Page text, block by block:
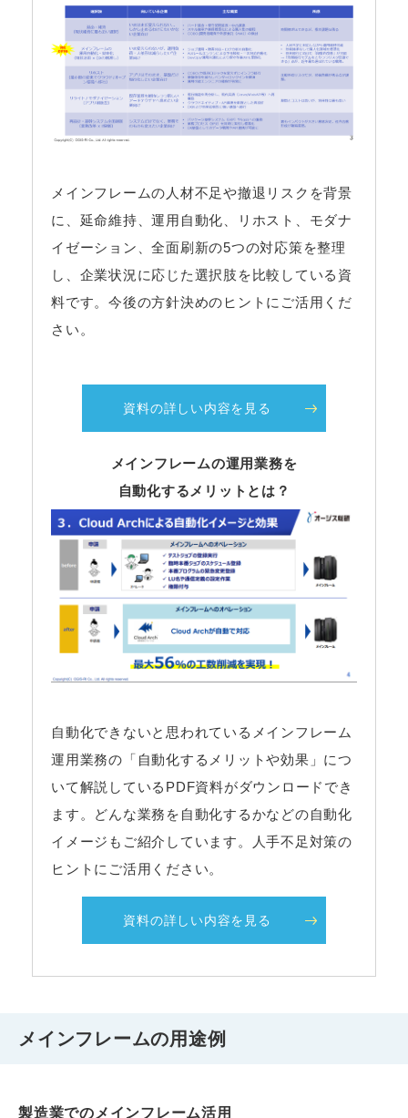
メインフレームの人材不足や撤退リスクを背景
に、延命維持、運用自動化、リホスト、モダナ
イゼーション、全面刷新の5つの対応策を整理
し、企業状況に応じた選択肢を比較している資
料です。今後の方針決めのヒントにご活用くだ
さい。
資料の詳しい内容を見る
メインフレームの運用業務を
自動化するメリットとは？
自動化できないと思われているメインフレーム
運用業務の「自動化するメリットや効果」につ
いて解説しているPDF資料がダウンロードでき
ます。どんな業務を自動化するかなどの自動化
イメージもご紹介しています。人手不足対策の
ヒントにご活用ください。
資料の詳しい内容を見る
メインフレームの用途例
製造業でのメインフレーム活用